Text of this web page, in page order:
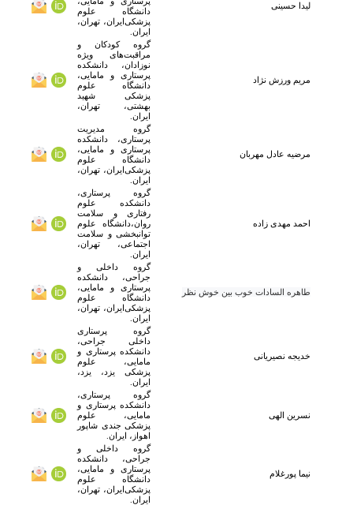
لیدا حسینی
دانشگاه علوم
پزشکی‌ایران، تهران،
ایران.
مریم ورزش نژاد
گروه کودکان و
مراقبت‌های ویژه
نوزادان، دانشکده
پرستاری و مامایی،
دانشگاه علوم
پزشکی شهید
بهشتی، تهران،
ایران.
مرضیه عادل مهربان
گروه مدیریت
پرستاری، دانشکده
پرستاری و مامایی،
دانشگاه علوم
پزشکی‌ایران، تهران،
ایران.
احمد مهدی زاده
گروه پرستاری،
دانشکده علوم
رفتاری و سلامت
روان،دانشگاه علوم
توانبخشی و سلامت
اجتماعی، تهران،
ایران.
طاهره السادات خوب بین خوش نظر
گروه داخلی و
جراحی، دانشکده
پرستاری و مامایی،
دانشگاه علوم
پزشکی‌ایران، تهران،
ایران.
خدیجه نصیریانی
گروه پرستاری
داخلی جراحی،
دانشکده پرستاری و
مامایی، علوم
پزشکی یزد، یزد،
ایران.
نسرین الهی
گروه پرستاری،
دانشکده پرستاری و
مامایی، علوم
پزشکی جندی شاپور
اهواز، ایران.
نیما پورغلام
گروه داخلی و
جراحی، دانشکده
پرستاری و مامایی،
دانشگاه علوم
پزشکی‌ایران، تهران،
ایران.